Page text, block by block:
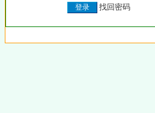
找回密码